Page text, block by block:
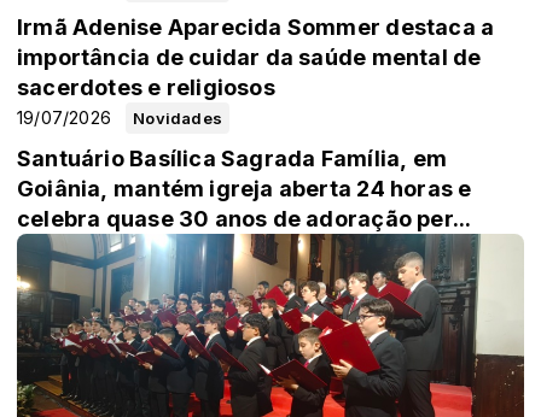
Irmã Adenise Aparecida Sommer destaca a
importância de cuidar da saúde mental de
sacerdotes e religiosos
Novidades
19/07/2026
Santuário Basílica Sagrada Família, em
Goiânia, mantém igreja aberta 24 horas e
celebra quase 30 anos de adoração per...